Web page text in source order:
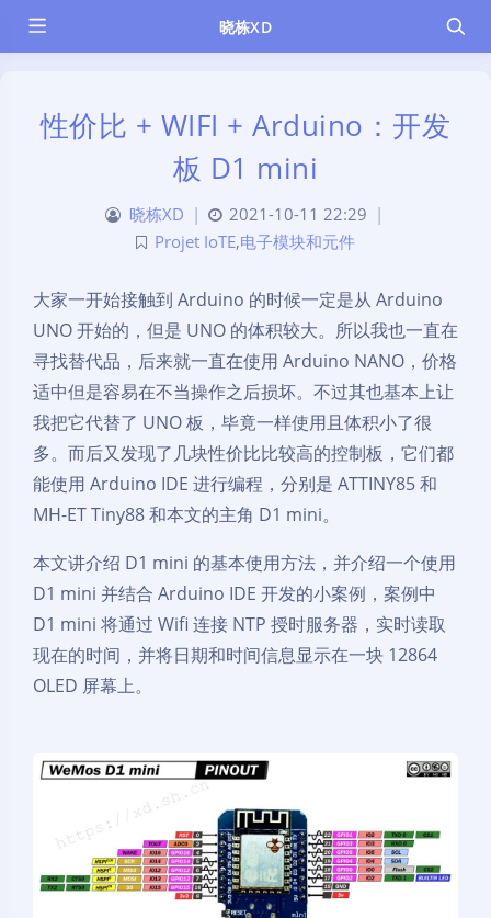
晓栋XD
性价比 + WIFI + Arduino：开发
板 D1 mini
晓栋XD | 2021-10-11 22:29 |
Projet IoTE,电子模块和元件
大家一开始接触到 Arduino 的时候一定是从 Arduino
UNO 开始的，但是 UNO 的体积较大。所以我也一直在
寻找替代品，后来就一直在使用 Arduino NANO，价格
适中但是容易在不当操作之后损坏。不过其也基本上让
我把它代替了 UNO 板，毕竟一样使用且体积小了很
多。而后又发现了几块性价比比较高的控制板，它们都
能使用 Arduino IDE 进行编程，分别是 ATTINY85 和
MH-ET Tiny88 和本文的主角 D1 mini。
本文讲介绍 D1 mini 的基本使用方法，并介绍一个使用
D1 mini 并结合 Arduino IDE 开发的小案例，案例中
D1 mini 将通过 Wifi 连接 NTP 授时服务器，实时读取
现在的时间，并将日期和时间信息显示在一块 12864
OLED 屏幕上。